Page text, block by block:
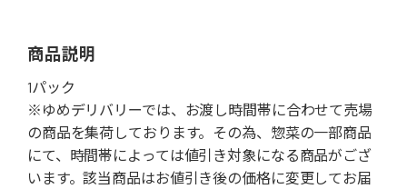
商品説明
1パック
※ゆめデリバリーでは、お渡し時間帯に合わせて売場
の商品を集荷しております。その為、惣菜の一部商品
にて、時間帯によっては値引き対象になる商品がござ
います。該当商品はお値引き後の価格に変更してお届